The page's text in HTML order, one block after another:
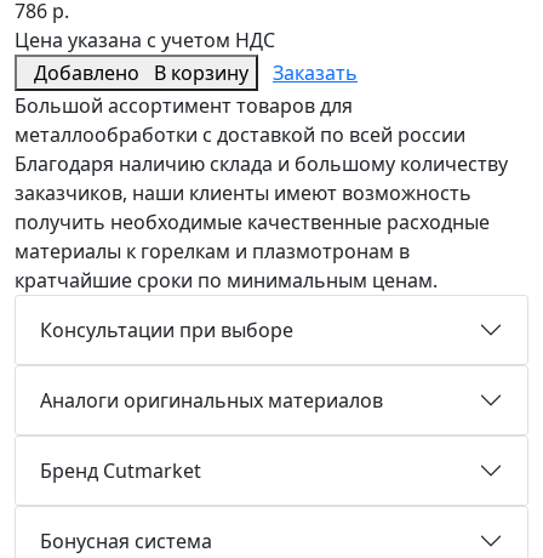
786 р.
Цена указана с учетом НДС
Добавлено
В корзину
Заказать
Большой ассортимент товаров для
металлообработки с доставкой по всей россии
Благодаря наличию склада и большому количеству
заказчиков, наши клиенты имеют возможность
получить необходимые качественные расходные
материалы к горелкам и плазмотронам в
кратчайшие сроки по минимальным ценам.
Консультации при выборе
Аналоги оригинальных материалов
Бренд Cutmarket
Бонусная система